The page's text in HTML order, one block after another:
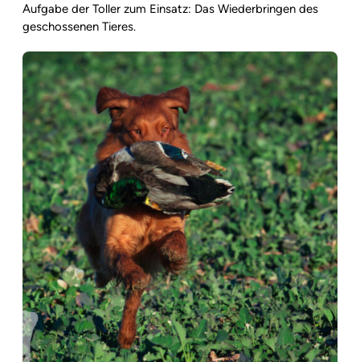
Aufgabe der Toller zum Einsatz: Das Wiederbringen des
geschossenen Tieres.